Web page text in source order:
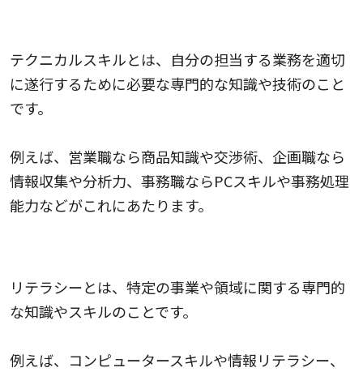
テクニカルスキルとは、自分の担当する業務を適切
に遂行するために必要な専門的な知識や技術のこと
です。
例えば、営業職なら商品知識や交渉術、企画職なら
情報収集や分析力、事務職ならPCスキルや事務処理
能力などがこれにあたります。
リテラシーとは、特定の事業や領域に関する専門的
な知識やスキルのことです。
例えば、コンピュータースキルや情報リテラシー、